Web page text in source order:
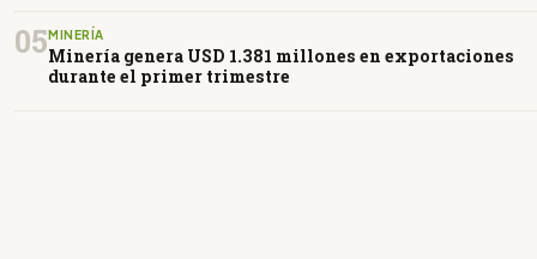
05MINERÍA
Minería genera USD 1.381 millones en exportaciones
durante el primer trimestre